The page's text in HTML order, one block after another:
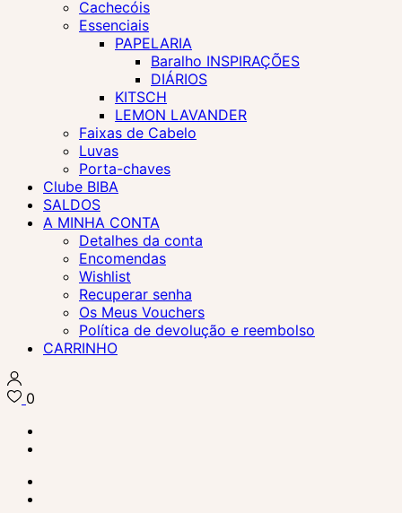
Cachecóis
Essenciais
PAPELARIA
Baralho INSPIRAÇÕES
DIÁRIOS
KITSCH
LEMON LAVANDER
Faixas de Cabelo
Luvas
Porta-chaves
Clube BIBA
SALDOS
A MINHA CONTA
Detalhes da conta
Encomendas
Wishlist
Recuperar senha
Os Meus Vouchers
Política de devolução e reembolso
CARRINHO
0